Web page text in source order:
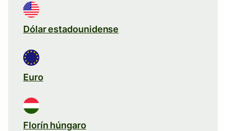
Dólar estadounidense
Euro
Florín húngaro